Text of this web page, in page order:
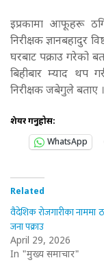
इप्रकामा आफूहरू
निरीक्षक ज्ञानबहादुर
घरबाट पक्राउ गरेको
बिहीबार म्याद थप
निरीक्षक जबेगुले बताए ।
शेयर गर्नुहोस:
WhatsApp
Related
वैदेशिक रोजगारीका नाममा
जना पक्राउ
April 29, 2026
In "मुख्य समाचार"